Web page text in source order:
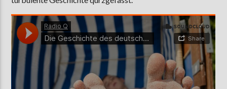
12:00 24:00
ZU HÖREN IN Münster90,9 MHz Steinfurt103,9 MHz